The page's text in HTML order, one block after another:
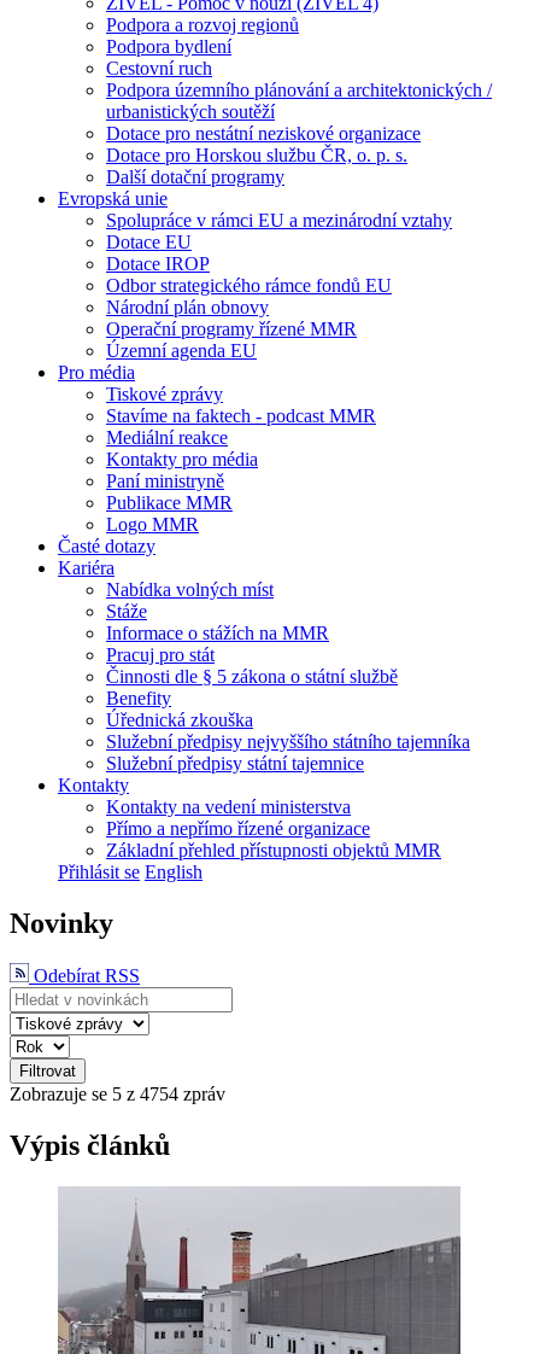
Podpora a rozvoj regionů
Podpora bydlení
Cestovní ruch
Podpora územního plánování a architektonických /
urbanistických soutěží
Dotace pro nestátní neziskové organizace
Dotace pro Horskou službu ČR, o. p. s.
Další dotační programy
Evropská unie
Spolupráce v rámci EU a mezinárodní vztahy
Dotace EU
Dotace IROP
Odbor strategického rámce fondů EU
Národní plán obnovy
Operační programy řízené MMR
Územní agenda EU
Pro média
Tiskové zprávy
Stavíme na faktech - podcast MMR
Mediální reakce
Kontakty pro média
Paní ministryně
Publikace MMR
Logo MMR
Časté dotazy
Kariéra
Nabídka volných míst
Stáže
Informace o stážích na MMR
Pracuj pro stát
Činnosti dle § 5 zákona o státní službě
Benefity
Úřednická zkouška
Služební předpisy nejvyššího státního tajemníka
Služební předpisy státní tajemnice
Kontakty
Kontakty na vedení ministerstva
Přímo a nepřímo řízené organizace
Základní přehled přístupnosti objektů MMR
Přihlásit se English
Novinky
Odebírat RSS
Filtrovat
Zobrazuje se 5 z 4754 zpráv
Výpis článků